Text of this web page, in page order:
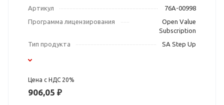
Артикул
76A-00998
Программа лицензирования
Open Value
Subscription
Тип продукта
SA Step Up
Цена с НДС 20%
906,05 ₽